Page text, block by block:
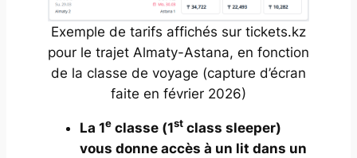
Exemple de tarifs affichés sur tickets.kz
pour le trajet Almaty-Astana, en fonction
de la classe de voyage (capture d’écran
faite en février 2026)
La 1eclasse (1stclass sleeper)
vous donne accès à un lit dans un